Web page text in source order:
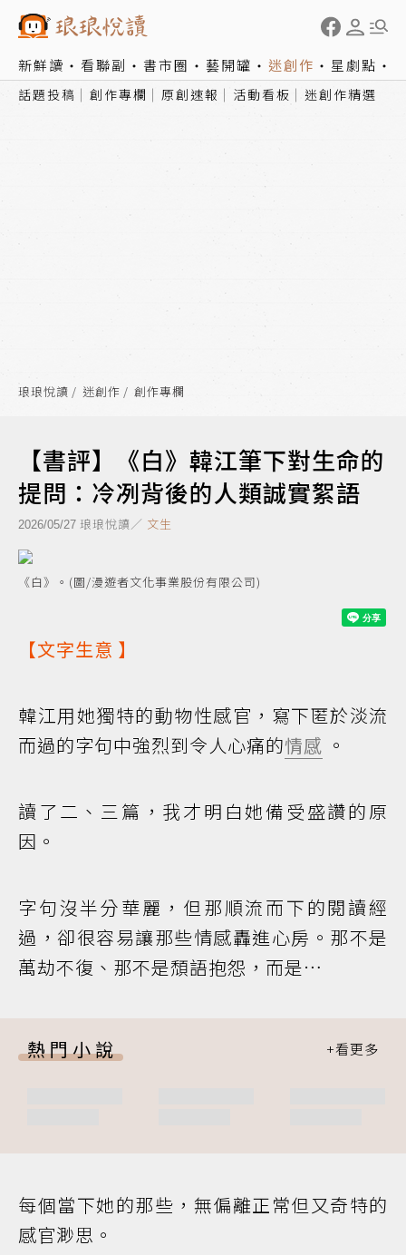
新鮮讀 看聯副 書市圈 藝開罐 迷創作 星劇點
話題投稿 創作專欄 原創速報 活動看板 迷創作精選
琅琅悅讀 迷創作 創作專欄
【書評】《白》韓江筆下對生命的
提問：冷冽背後的人類誠實絮語
2026/05/27 琅琅悅讀／ 文生
《白》。(圖/漫遊者文化事業股份有限公司)
【文字生意 】
韓江用她獨特的動物性感官，寫下匿於淡流
而過的字句中強烈到令人心痛的情感 。
讀了二、三篇，我才明白她備受盛讚的原
因。
字句沒半分華麗，但那順流而下的閱讀經
過，卻很容易讓那些情感轟進心房。那不是
萬劫不復、那不是頹語抱怨，而是…
熱門小說
每個當下她的那些，無偏離正常但又奇特的
感官渺思。